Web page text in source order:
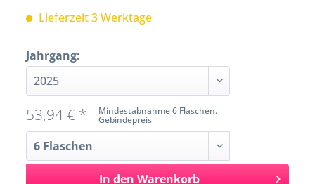
Lieferzeit 3 Werktage
Jahrgang:
Mindestabnahme 6 Flaschen.
Gebindepreis
53,94 € *
In den Warenkorb